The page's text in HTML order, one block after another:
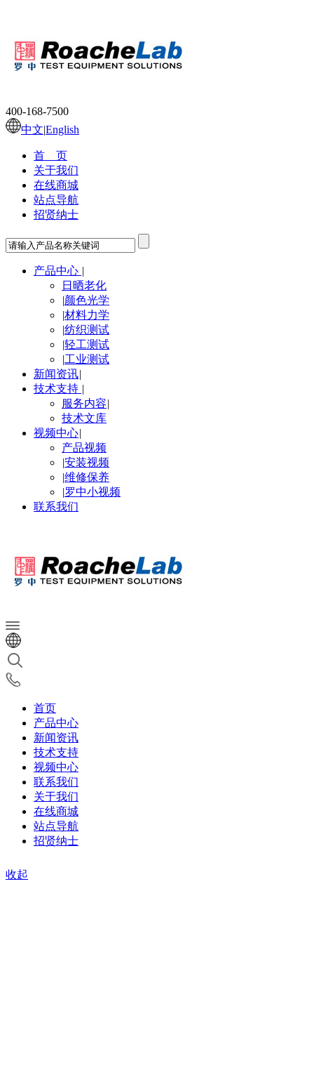
400-168-7500
中文|English
首 页
关于我们
在线商城
站点导航
招贤纳士
产品中心 |
日晒老化
|颜色光学
|材料力学
|纺织测试
|轻工测试
|工业测试
新闻资讯|
技术支持 |
服务内容|
技术文库
视频中心|
产品视频
|安装视频
|维修保养
|罗中小视频
联系我们
首页
产品中心
新闻资讯
技术支持
视频中心
联系我们
关于我们
在线商城
站点导航
招贤纳士
收起